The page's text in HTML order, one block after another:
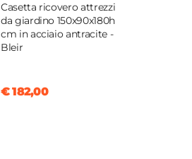
Casetta ricovero attrezzi
da giardino 150x90x180h
cm in acciaio antracite -
Bleir
€ 182,00